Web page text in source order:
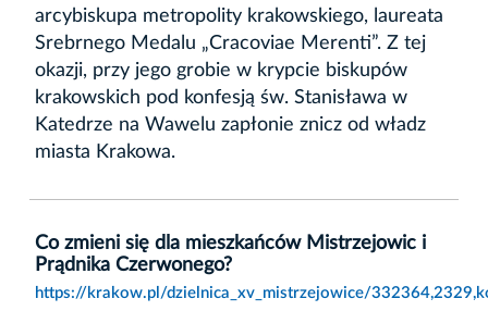
arcybiskupa metropolity krakowskiego, laureata
Srebrnego Medalu „Cracoviae Merenti”. Z tej
okazji, przy jego grobie w krypcie biskupów
krakowskich pod konfesją św. Stanisława w
Katedrze na Wawelu zapłonie znicz od władz
miasta Krakowa.
Co zmieni się dla mieszkańców Mistrzejowic i
Prądnika Czerwonego?
https://krakow.pl/dzielnica_xv_mistrzejowice/